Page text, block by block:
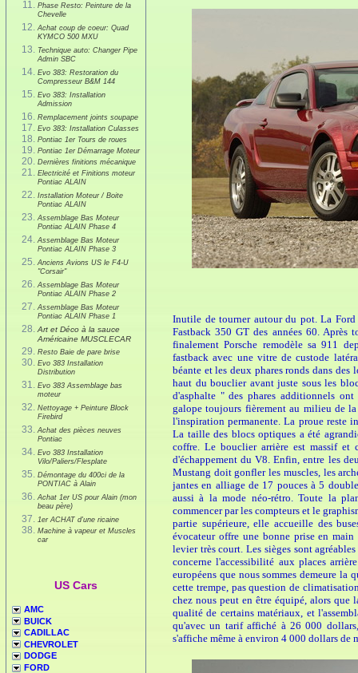
Phase Resto: Peinture de la
Chevelle
Achat coup de coeur: Quad
KYMCO 500 MXU
Technique auto: Changer Pipe
Admin SBC
Evo 383: Restoration du
Compresseur B&M 144
Evo 383: Installation
Admission
Remplacement joints soupape
Evo 383: Installation Culasses
Pontiac 1er Tours de roues
Pontiac 1er Démarrage Moteur
Dernières finitions mécanique
Electricité et Finitions moteur
Pontiac ALAIN
Installation Moteur / Boite
Pontiac ALAIN
Assemblage Bas Moteur
Pontiac ALAIN Phase 4
Assemblage Bas Moteur
Pontiac ALAIN Phase 3
Anciens Avions US le F4-U
"Corsair"
Assemblage Bas Moteur
Pontiac ALAIN Phase 2
Assemblage Bas Moteur
Pontiac ALAIN Phase 1
Art et Déco à la sauce
Américaine MUSCLECAR
Resto Baie de pare brise
Evo 383 Installation
Distribution
Evo 383 Assemblage bas
moteur
Nettoyage + Peinture Block
Firebird
Achat des pièces neuves
Pontiac
Evo 383 Installation
Vilo/Paliers/Flesplate
Démontage du 400ci de la
PONTIAC à Alain
Achat 1er US pour Alain (mon
beau père)
1er ACHAT d'une ricaine
Machine à vapeur et Muscles
car
US Cars
AMC
BUICK
CADILLAC
CHEVROLET
DODGE
FORD
Inutile de tourner autour du pot. La
Fastback 350 GT des années 60. Après
finalement Porsche remodèle sa 911
fastback avec une vitre de custode
béante et les deux phares ronds dans des
haut du bouclier avant juste sous les
d'asphalte " des phares additionnels
galope toujours fièrement au milieu de
l'inspiration permanente. La proue reste
La taille des blocs optiques a été
coffre. Le bouclier arrière est massif et
d'échappement du V8. Enfin, entre les
Mustang doit gonfler les muscles, les
jantes en alliage de 17 pouces à 5
aussi à la mode néo-rétro. Toute la
commencer par les compteurs et le
partie supérieure, elle accueille des
évocateur offre une bonne prise en
levier très court. Les sièges sont
concerne l'accessibilité aux places
européens que nous sommes demeure
cette trempe, pas question de
chez nous peut en être équipé, alors que
qualité de certains matériaux, et
qu'avec un tarif affiché à 26 000
s'affiche même à environ 4 000 dollars de